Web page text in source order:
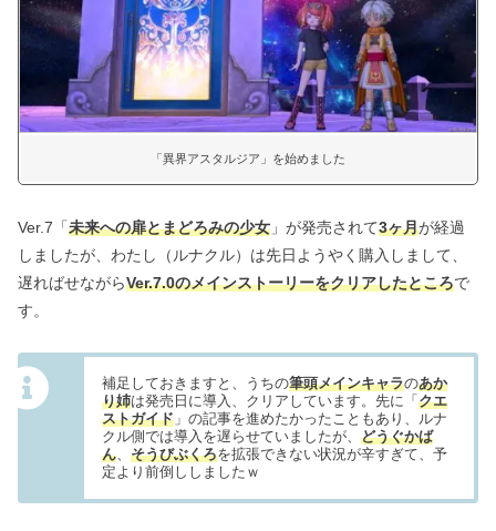
「異界アスタルジア」を始めました
Ver.7「未来への扉とまどろみの少女 」が発売されて3ヶ月が経過
しましたが、わたし（ルナクル）は先日ようやく購入しまして、
遅ればせながらVer.7.0のメインストーリーをクリアしたところで
す。
補足しておきますと、うちの筆頭メインキャラのあか
り姉は発売日に導入、クリアしています。先に「 クエ
ストガイド 」の記事を進めたかったこともあり、ルナ
クル側では導入を遅らせていましたが、 どうぐかば
ん、 そうびぶくろを拡張できない状況が辛すぎて、予
定より前倒ししましたｗ